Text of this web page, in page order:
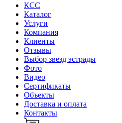
КСС
Каталог
Услуги
Компания
Клиенты
Oтзывы
Выбор звезд эстрады
Фото
Видео
Сертификаты
Объекты
Доставка и оплата
Контакты